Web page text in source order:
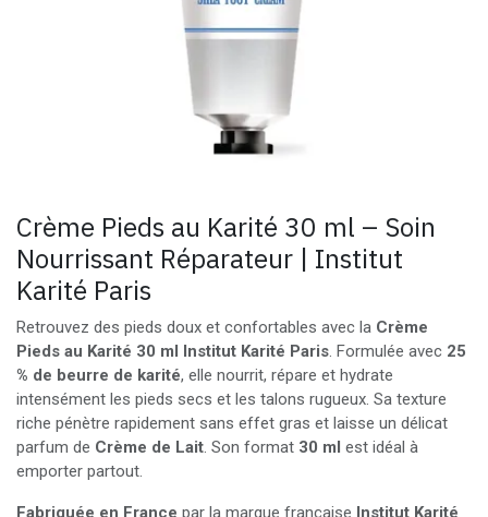
Crème Pieds au Karité 30 ml – Soin
Nourrissant Réparateur | Institut
Karité Paris
Retrouvez des pieds doux et confortables avec la Crème
Pieds au Karité 30 ml Institut Karité Paris. Formulée avec 25
% de beurre de karité, elle nourrit, répare et hydrate
intensément les pieds secs et les talons rugueux. Sa texture
riche pénètre rapidement sans effet gras et laisse un délicat
parfum de Crème de Lait. Son format 30 ml est idéal à
emporter partout.
Fabriquée en France par la marque française Institut Karité